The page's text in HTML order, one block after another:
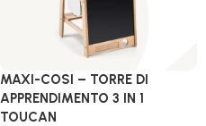
MAXI-COSI – TORRE DI
APPRENDIMENTO 3 IN 1
TOUCAN